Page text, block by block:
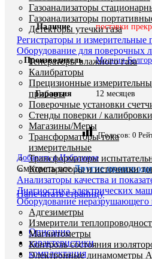
Газоанализаторы
Газоанализаторы
Детекторы утечки газа
Регистраторы и измерительные
Оборудование для поверочных
Генераторы влажного газа
Калибраторы
Прецизионные
приборы
Поверочные установки
Стенды поверки / калибровки
Магазины/Меры
Трансформаторы тока
измерительные
Трансформаторы
Компараторы и источники
Анализаторы качества и
Диагностика электрических
Оборудование неразрушающего
Адгезиметры
Измерители
Магнитометры
Контроль состояния
Электронные динамометры
Наличие поставки
Производитель Молния-
Гарантия 12 месяцев
[Голосов: 0
Добавить в Избранное
Смотреть всеДругие
Напечатать страницу
Описание
характеристики
комплектация